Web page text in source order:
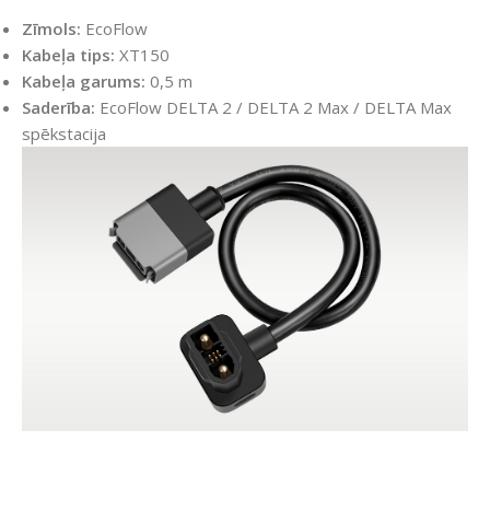
Zīmols: EcoFlow
Kabeļa tips: XT150
Kabeļa garums: 0,5 m
Saderība: EcoFlow DELTA 2 / DELTA 2 Max / DELTA Max
spēkstacija